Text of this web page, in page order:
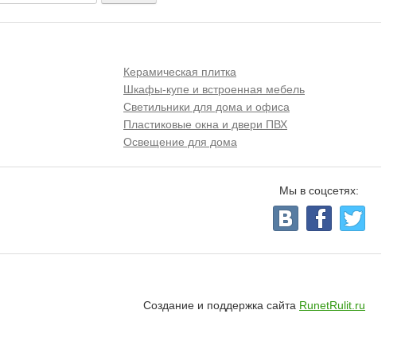
Керамическая плитка
Шкафы-купе и встроенная мебель
Светильники для дома и офиса
Пластиковые окна и двери ПВХ
Освещение для дома
Мы в соцсетях:
Создание и поддержка сайта RunetRulit.ru